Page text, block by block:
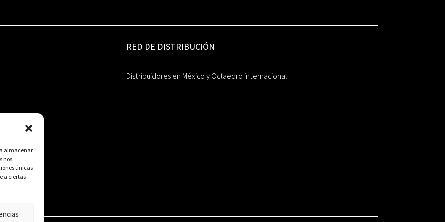
almacenar
nos
únicas
a ciertas
RED DE DISTRIBUCIÓN
Distribuidores en México y Octaedro internacional